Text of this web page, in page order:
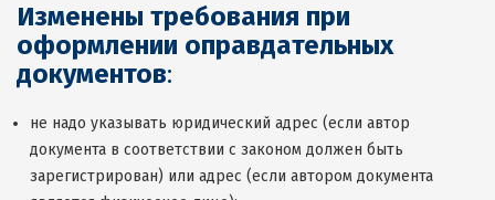
Изменены требования при
оформлении оправдательных
документов:
не надо указывать юридический адрес (если автор
документа в соответствии с законом должен быть
зарегистрирован) или адрес (если автором документа